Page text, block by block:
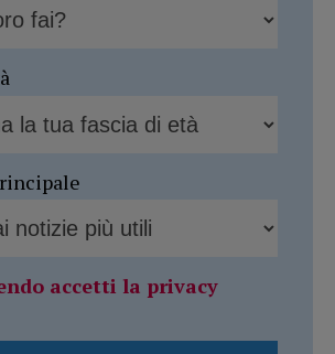
accetti la privacy